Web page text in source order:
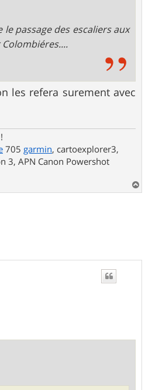
passage des escaliers aux
les refera surement avec
705 garmin, cartoexplorer3,
3, APN Canon Powershot
a